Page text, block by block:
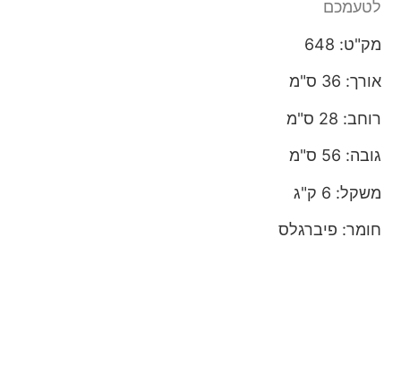
לטעמכם
מק"ט: 648
אורך: 36 ס"מ
רוחב: 28 ס"מ
גובה: 56 ס"מ
משקל: 6 ק"ג
חומר: פיברגלס